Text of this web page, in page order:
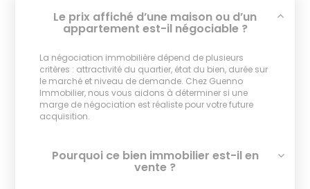
Le prix affiché d’une maison ou d’un
appartement est-il négociable ?
La négociation immobilière dépend de plusieurs
critères : attractivité du quartier, état du bien, durée sur
le marché et niveau de demande. Chez Guenno
Immobilier, nous vous aidons à déterminer si une
marge de négociation est réaliste pour votre future
acquisition.
Pourquoi ce bien immobilier est-il en
vente ?